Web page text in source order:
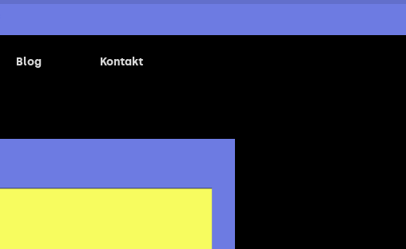
Blog Kontakt